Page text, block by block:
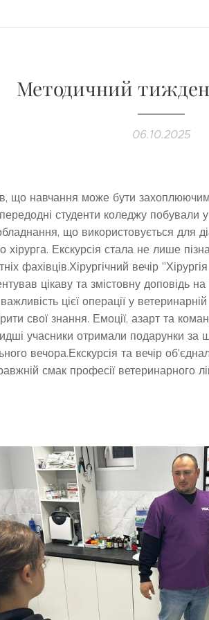
Методичний тиждень
06.10.2025
що навчання може бути
студенти коледжу побували у
що використовується для
хірурга. Екскурсія стала не лише
фахівців.Хірургічний вечір
цікаву та змістовну доповідь
цієї операції у
свої знання. Емоції, азарт та
учасники отримали подарунки за
вечора.Екскурсія та вечір
смак професії ветеринарного